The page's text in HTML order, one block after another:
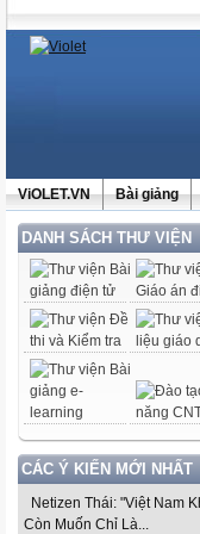
ViOLET.VN Bài giảng
DANH SÁCH THƯ VIỆN
CÁC Ý KIẾN MỚI NHẤT
Netizen Thái: "Việt Nam
Còn Muốn Chỉ Là...